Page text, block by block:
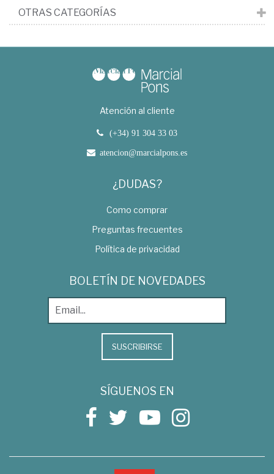
OTRAS CATEGORÍAS
Atención al cliente
(+34) 91 304 33 03
atencion@marcialpons.es
¿DUDAS?
Como comprar
Preguntas frecuentes
Política de privacidad
BOLETÍN DE NOVEDADES
SUSCRIBIRSE
SÍGUENOS EN